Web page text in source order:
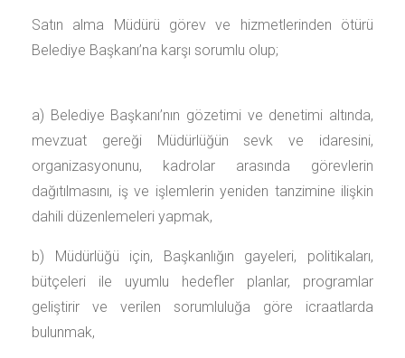
Satın alma Müdürü görev ve hizmetlerinden ötürü
Belediye Başkanı’na karşı sorumlu olup;
a) Belediye Başkanı’nın gözetimi ve denetimi altında,
mevzuat gereği Müdürlüğün sevk ve idaresini,
organizasyonunu, kadrolar arasında görevlerin
dağıtılmasını, iş ve işlemlerin yeniden tanzimine ilişkin
dahili düzenlemeleri yapmak,
b) Müdürlüğü için, Başkanlığın gayeleri, politikaları,
bütçeleri ile uyumlu hedefler planlar, programlar
geliştirir ve verilen sorumluluğa göre icraatlarda
bulunmak,